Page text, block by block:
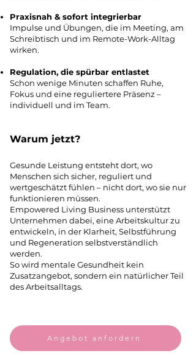
Praxisnah & sofort integrierbar
Impulse und Übungen, die im Meeting, am
Schreibtisch und im Remote-Work-Alltag
wirken.
Regulation, die spürbar entlastet
Schon wenige Minuten schaffen Ruhe,
Fokus und eine reguliertere Präsenz –
individuell und im Team.
Warum jetzt?
Gesunde Leistung entsteht dort, wo
Menschen sich sicher, reguliert und
wertgeschätzt fühlen – nicht dort, wo sie nur
funktionieren müssen.
Empowered Living Business unterstützt
Unternehmen dabei, eine Arbeitskultur zu
entwickeln, in der Klarheit, Selbstführung
und Regeneration selbstverständlich
werden.
So wird mentale Gesundheit kein
Zusatzangebot, sondern ein natürlicher Teil
des Arbeitsalltags.​
Angebot anfordern